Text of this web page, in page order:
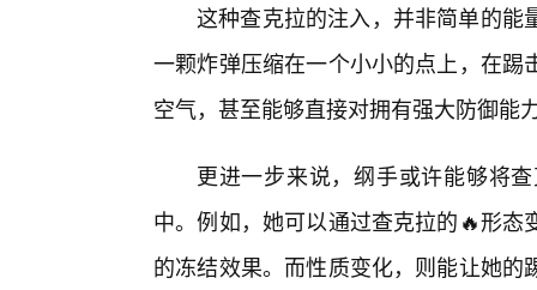
这种查克拉的注入，并非简单的能
一颗炸弹压缩在一个小小的点上，在
空气，甚至能够直接对拥有强大防御能
更进一步来说，纲手或许能够将
中。例如，她可以通过查克拉的🔥形
的冻结效果。而性质变化，则能让她